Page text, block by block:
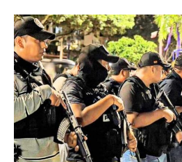
En
plena
aplicación
de
acción
anticrimen
siguen
asesinatos
en